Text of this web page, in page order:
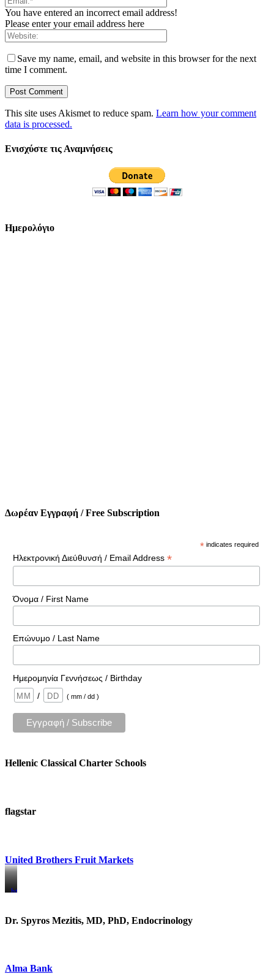
You have entered an incorrect email address!
Please enter your email address here
Save my name, email, and website in this browser for the next
time I comment.
This site uses Akismet to reduce spam. Learn how your comment
data is processed.
Ενισχύστε τις Αναμνήσεις
Ημερολόγιο
Δωρέαν Εγγραφή / Free Subscription
* indicates required
Ηλεκτρονική Διεύθυνσή / Email Address *
Όνομα / First Name
Επώνυμο / Last Name
Ημερομηνία Γεννήσεως / Birthday
/
( mm / dd )
Hellenic Classical Charter Schools
flagstar
United Brothers Fruit Markets
https://www.unitedbrothersfruitmarkets.com/
https://www.unitedbrothersfruitmarkets.com/
Dr. Spyros Mezitis, MD, PhD, Endocrinology
Alma Bank